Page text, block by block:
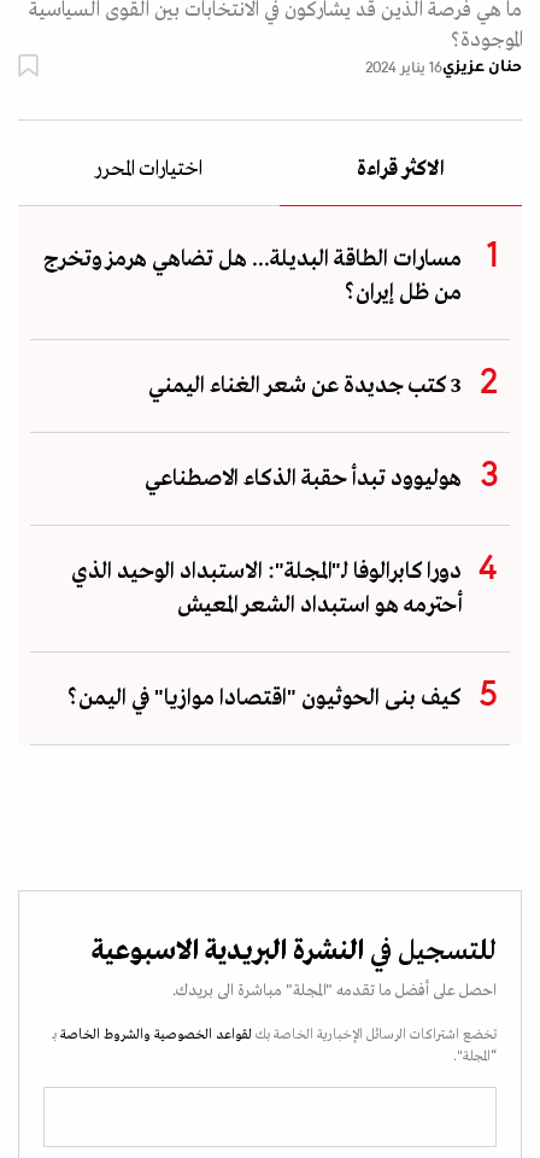
ما هي فرصة الذين قد يشاركون في الانتخابات بين القوى السياسية
الموجودة؟
حنان عزيزي16 يناير 2024
الاكثر قراءة اختيارات المحرر
مسارات الطاقة البديلة... هل تضاهي هرمز وتخرج
من ظل إيران؟
3 كتب جديدة عن شعر الغناء اليمني
هوليوود تبدأ حقبة الذكاء الاصطناعي
دورا كابرالوفا لـ"المجلة": الاستبداد الوحيد الذي
أحترمه هو استبداد الشعر المعيش
كيف بنى الحوثيون "اقتصادا موازيا" في اليمن؟
للتسجيل في النشرة البريدية الاسبوعية
احصل على أفضل ما تقدمه "المجلة" مباشرة الى بريدك.
تخضع اشتراكات الرسائل الإخبارية الخاصة بك لقواعد الخصوصية والشروط الخاصة بـ
“المجلة".